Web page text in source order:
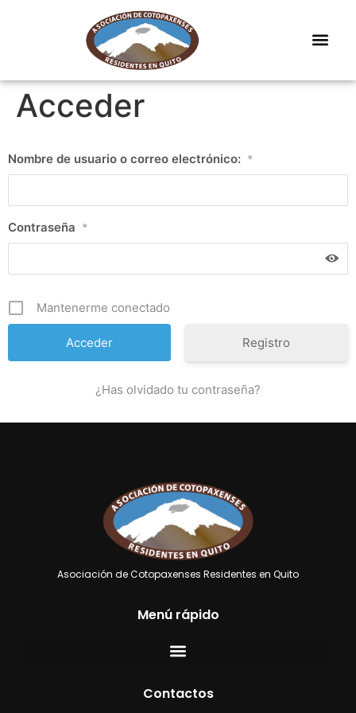
Acceder
Nombre de usuario o correo electrónico: *
Contraseña *
Mantenerme conectado
Registro
¿Has olvidado tu contraseña?
Asociación de Cotopaxenses Residentes en Quito
Menú rápido
Contactos